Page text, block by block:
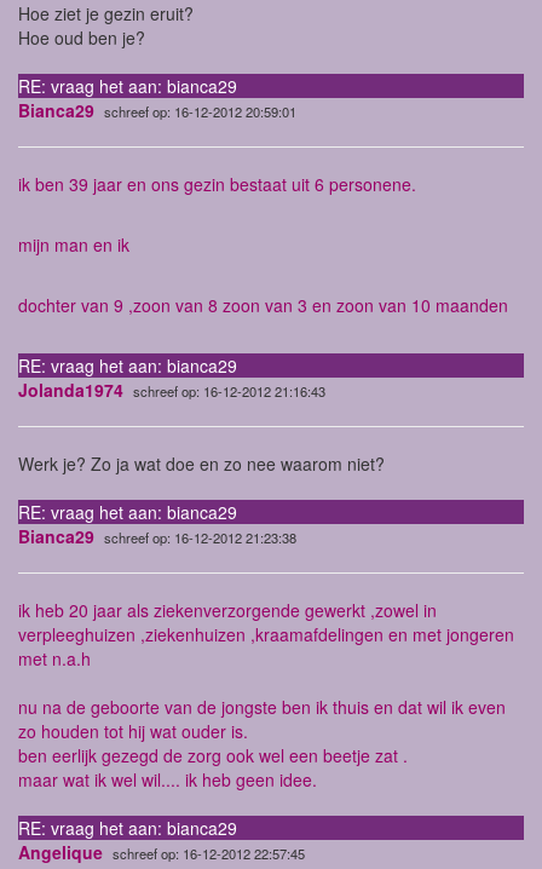
Hoe ziet je gezin eruit?
Hoe oud ben je?
RE: vraag het aan: bianca29
Bianca29 schreef op: 16-12-2012 20:59:01
ik ben 39 jaar en ons gezin bestaat uit 6 personene.
mijn man en ik
dochter van 9 ,zoon van 8 zoon van 3 en zoon van 10 maanden
RE: vraag het aan: bianca29
Jolanda1974 schreef op: 16-12-2012 21:16:43
Werk je? Zo ja wat doe en zo nee waarom niet?
RE: vraag het aan: bianca29
Bianca29 schreef op: 16-12-2012 21:23:38
ik heb 20 jaar als ziekenverzorgende gewerkt ,zowel in
verpleeghuizen ,ziekenhuizen ,kraamafdelingen en met jongeren
met n.a.h
nu na de geboorte van de jongste ben ik thuis en dat wil ik even
zo houden tot hij wat ouder is.
ben eerlijk gezegd de zorg ook wel een beetje zat .
maar wat ik wel wil.... ik heb geen idee.
RE: vraag het aan: bianca29
Angelique schreef op: 16-12-2012 22:57:45